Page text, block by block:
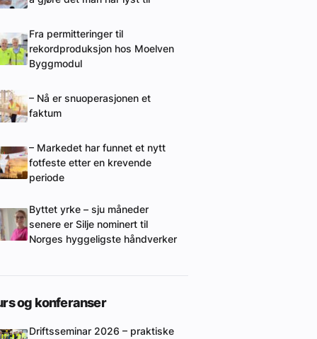
Fra permitteringer til
rekordproduksjon hos Moelven
Byggmodul
– Nå er snuoperasjonen et
faktum
– Markedet har funnet et nytt
fotfeste etter en krevende
periode
Byttet yrke – sju måneder
senere er Silje nominert til
Norges hyggeligste håndverker
og konferanser
Driftsseminar 2026 – praktiske